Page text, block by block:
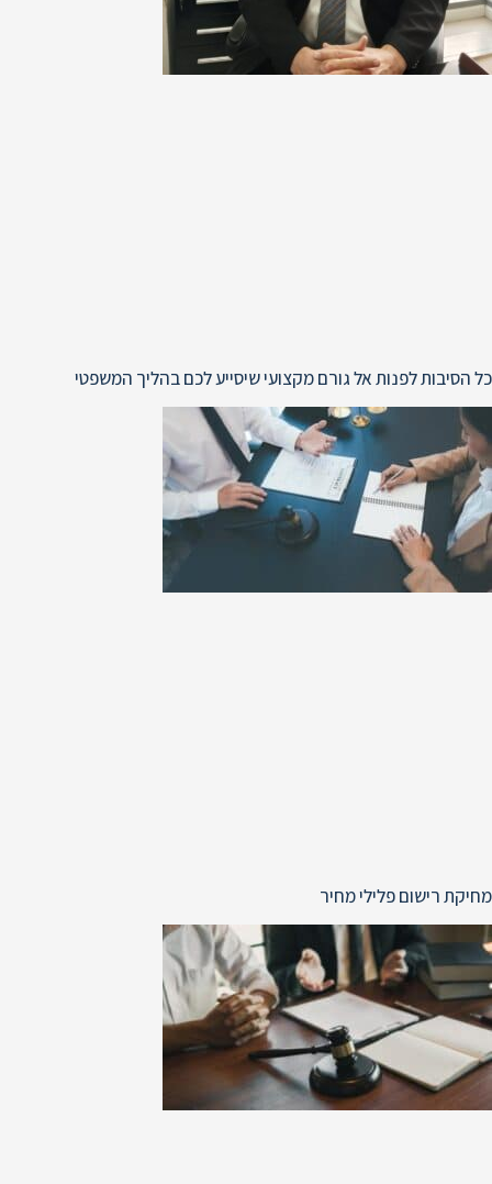
כל הסיבות לפנות אל גורם מקצועי שיסייע לכם בהליך המשפטי
מחיקת רישום פלילי מחיר